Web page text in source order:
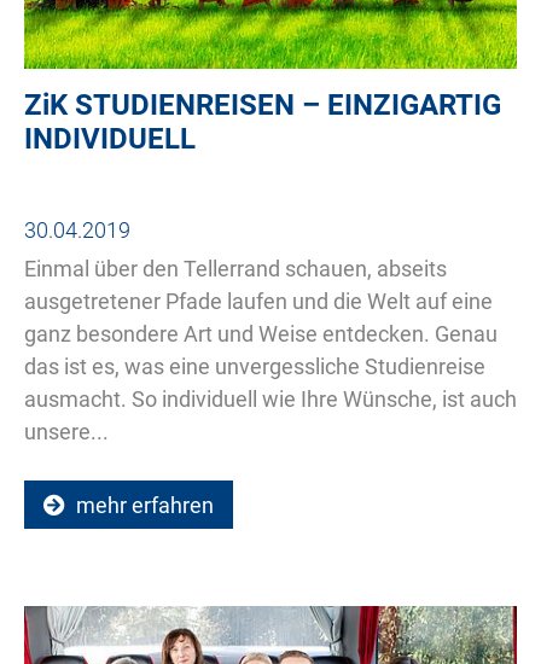
ZiKSTUDIENREISEN – EINZIGARTIG
INDIVIDUELL
30.04.2019
Einmal über den Tellerrand schauen, abseits
ausgetretener Pfade laufen und die Welt auf eine
ganz besondere Art und Weise entdecken. Genau
das ist es, was eine unvergessliche Studienreise
ausmacht. So individuell wie Ihre Wünsche, ist auch
unsere...
mehr erfahren